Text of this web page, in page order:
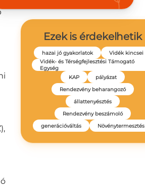
Ezek is érdekelhetik
hazai jó gyakorlatok
Vidék kincsei
Vidék- és Térségfejlesztési Támogató
Egység
KAP
pályázat
Rendezvény beharangozó
állattenyésztés
Rendezvény beszámoló
generációváltás
Növénytermesztés